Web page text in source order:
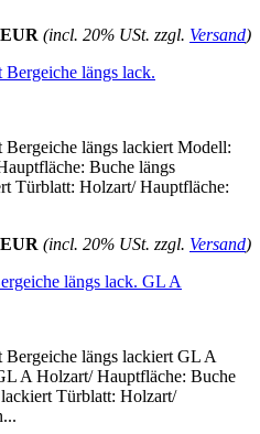
(incl. 20% USt. zzgl. Versand)
längs lack.
längs lackiert Modell:
Buche längs
Türblatt: Holzart/ Hauptfläche:
(incl. 20% USt. zzgl. Versand)
längs lack. GL A
längs lackiert GL A
A Holzart/ Hauptfläche: Buche
Türblatt: Holzart/